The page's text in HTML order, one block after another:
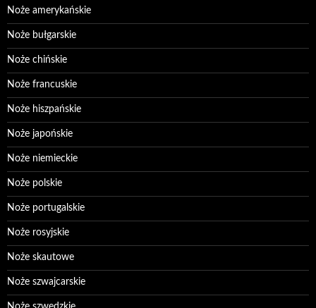
Noże amerykańskie
Noże bułgarskie
Noże chińskie
Noże francuskie
Noże hiszpańskie
Noże japońskie
Noże niemieckie
Noże polskie
Noże portugalskie
Noże rosyjskie
Noże skautowe
Noże szwajcarskie